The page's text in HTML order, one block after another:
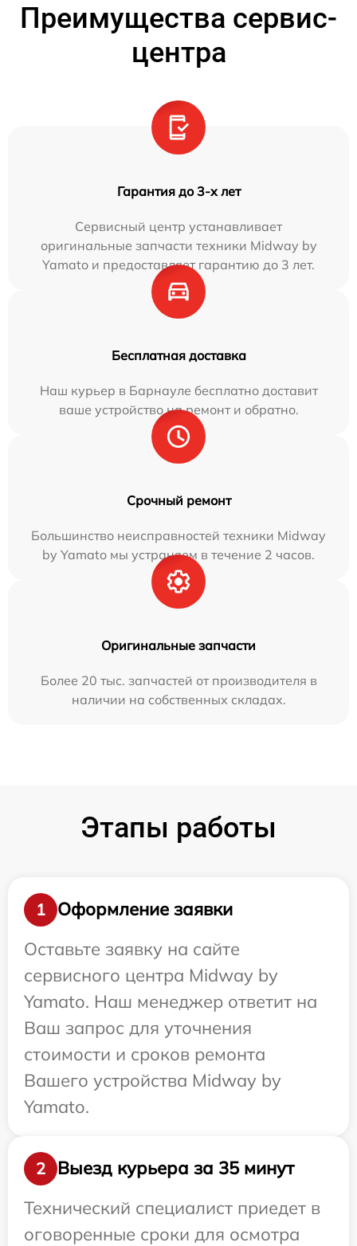
Преимущества сервис-
центра
Гарантия до 3-х лет
Сервисный центр устанавливает
оригинальные запчасти техники Midway by
Yamato и предоставляет гарантию до 3 лет.
Бесплатная доставка
Наш курьер в Барнауле бесплатно доставит
ваше устройство на ремонт и обратно.
Срочный ремонт
Большинство неисправностей техники Midway
by Yamato мы устраняем в течение 2 часов.
Оригинальные запчасти
Более 20 тыс. запчастей от производителя в
наличии на собственных складах.
Этапы работы
1
Оформление заявки
Оставьте заявку на сайте
сервисного центра Midway by
Yamato. Наш менеджер ответит на
Ваш запрос для уточнения
стоимости и сроков ремонта
Вашего устройства Midway by
Yamato.
2
Выезд курьера за 35 минут
Технический специалист приедет в
оговоренные сроки для осмотра